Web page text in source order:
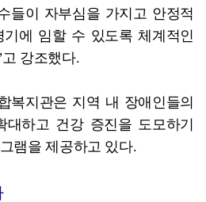
들이 자부심을 가지고 안정적
에 임할 수 있도록 체계적인
강조했다.
복지관은 지역 내 장애인들의
대하고 건강 증진을 도모하기
램을 제공하고 있다.